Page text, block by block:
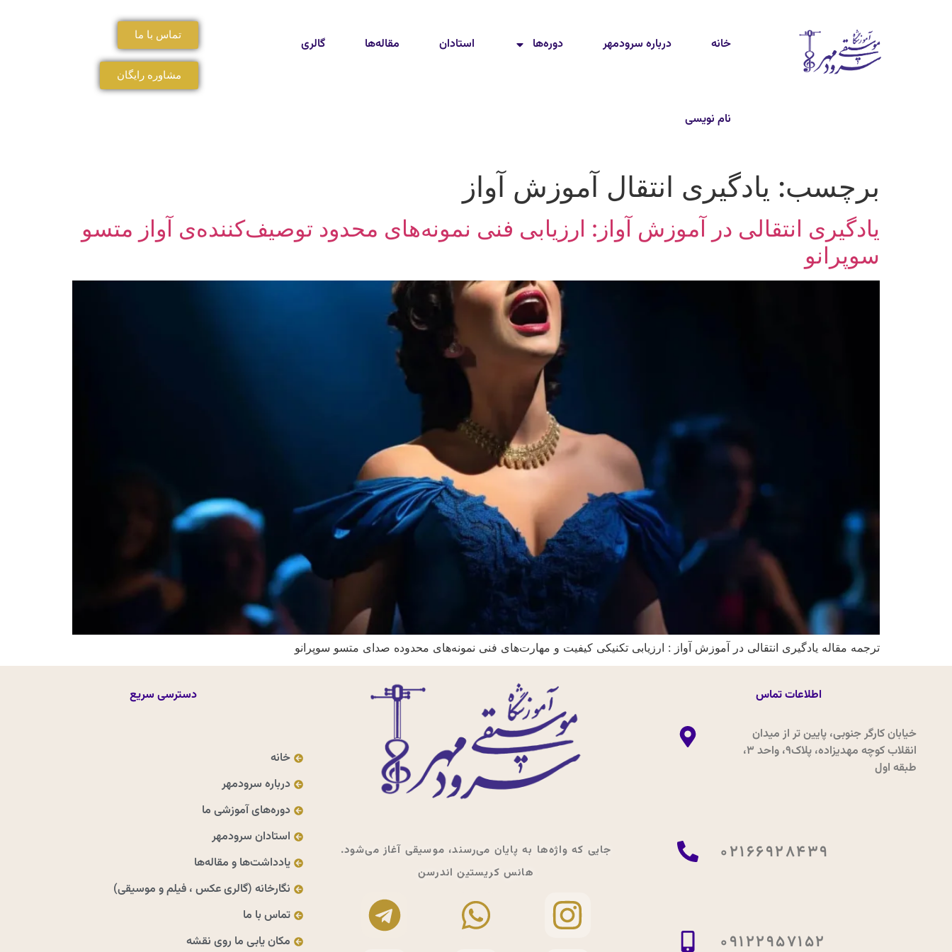
خانه درباره سرودمهر دوره‌ها استادان مقاله‌ها گالری
نام نویسی
تماس با ما
مشاوره رایگان
برچسب: یادگیری انتقال آموزش آواز
یادگیری انتقالی در آموزش آواز: ارزیابی فنی نمونه‌های محدود توصیف‌کننده‌ی آواز متسو
سوپرانو
ترجمه مقاله یادگیری انتقالی در آموزش آواز : ارزیابی تکنیکی کیفیت و مهارت‌های فنی نمونه‌های محدوده صدای متسو سوپرانو
اطلاعات تماس
خیابان کارگر جنوبی، پایین تر از میدان
انقلاب کوچه مهدیزاده، پلاک9، واحد 3،
طبقه اول
02166928439
09122957152
جایی که واژه‌ها به پایان می‌رسند، موسیقی آغاز می‌شود.
هانس کریستین اندرسن
دسترسی سریع
خانه
درباره سرودمهر
دوره‌های آموزشی ما
استادان سرودمهر
یادداشت‌ها و مقاله‌ها
نگارخانه (گالری عکس ، فیلم و موسیقی)
تماس با ما
مکان یابی ما روی نقشه